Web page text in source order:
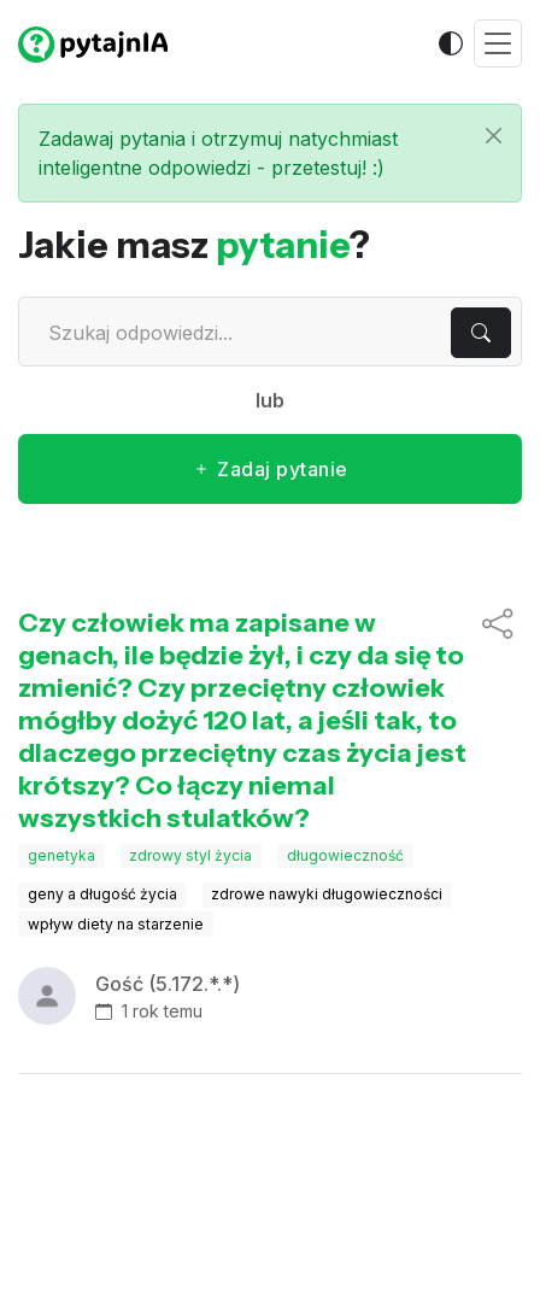
Zadawaj pytania i otrzymuj natychmiast
inteligentne odpowiedzi - przetestuj! :)
Jakie masz pytanie?
lub
Zadaj pytanie
Czy człowiek ma zapisane w
genach, ile będzie żył, i czy da się to
zmienić? Czy przeciętny człowiek
mógłby dożyć 120 lat, a jeśli tak, to
dlaczego przeciętny czas życia jest
krótszy? Co łączy niemal
wszystkich stulatków?
genetyka zdrowy styl życia długowieczność
geny a długość życia
zdrowe nawyki długowieczności
wpływ diety na starzenie
Gość (5.172.*.*)
1 rok temu